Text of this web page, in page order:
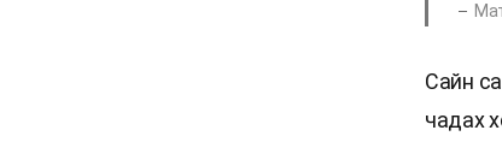
Сайн
чадах